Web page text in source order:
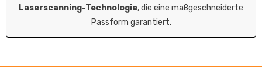
Laserscanning-Technologie, die eine maßgeschneiderte
Passform garantiert.